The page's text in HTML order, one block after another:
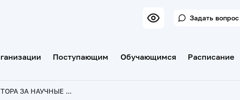
Задать вопрос
Поступающим Обучающимся Расписание
ПРЕМИЯ РЕКТОРА ЗА НАУЧНЫЕ ПУБЛИКАЦИИ